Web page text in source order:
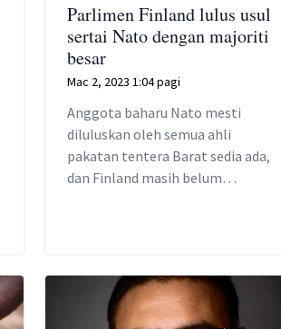
Parlimen Finland lulus usul
sertai Nato dengan majoriti
besar
Mac 2, 2023 1:04 pagi
Anggota baharu Nato mesti
diluluskan oleh semua ahli
pakatan tentera Barat sedia ada,
dan Finland masih belum